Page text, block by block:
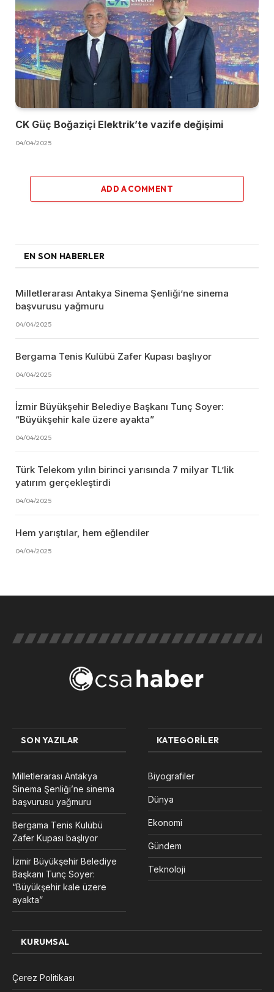
CK Güç Boğaziçi Elektrik’te vazife değişimi
04/04/2025
ADD A COMMENT
EN SON HABERLER
Milletlerarası Antakya Sinema Şenliği’ne sinema
başvurusu yağmuru
04/04/2025
Bergama Tenis Kulübü Zafer Kupası başlıyor
04/04/2025
İzmir Büyükşehir Belediye Başkanı Tunç Soyer:
“Büyükşehir kale üzere ayakta”
04/04/2025
Türk Telekom yılın birinci yarısında 7 milyar TL’lik
yatırım gerçekleştirdi
04/04/2025
Hem yarıştılar, hem eğlendiler
04/04/2025
SON YAZILAR
Milletlerarası Antakya
Sinema Şenliği’ne sinema
başvurusu yağmuru
Bergama Tenis Kulübü
Zafer Kupası başlıyor
İzmir Büyükşehir Belediye
Başkanı Tunç Soyer:
“Büyükşehir kale üzere
ayakta”
KATEGORILER
Biyografiler
Dünya
Ekonomi
Gündem
Teknoloji
KURUMSAL
Çerez Politikası